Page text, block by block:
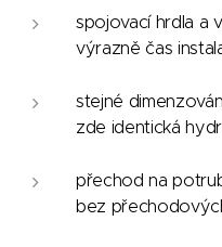
spojovací hrdla a
výrazně čas
stejné
zde identická
přechod na
bez